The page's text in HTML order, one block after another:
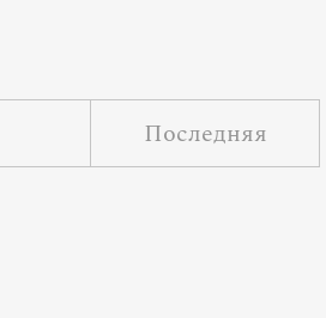
Последняя